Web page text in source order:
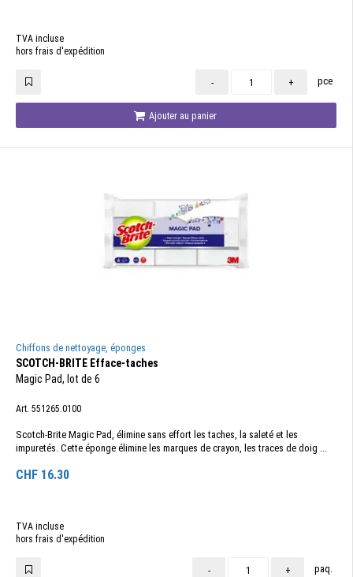
TVA incluse
hors frais d'expédition
- + pce
Ajouter au panier
Chiffons de nettoyage, éponges
SCOTCH-BRITE Efface-taches
Magic Pad, lot de 6
Art. 551265.0100
Scotch-Brite Magic Pad, élimine sans effort les taches, la saleté et les
impuretés. Cette éponge élimine les marques de crayon, les traces de doig ...
CHF 16.30
TVA incluse
hors frais d'expédition
- + paq.